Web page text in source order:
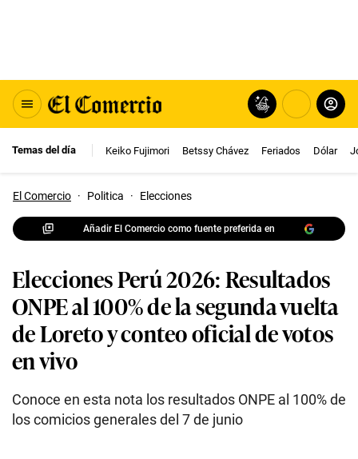
Temas del día Keiko Fujimori Betssy Chávez Feriados Dólar
El Comercio · Politica · Elecciones
Añadir El Comercio como fuente preferida en
Elecciones Perú 2026: Resultados
ONPE al 100% de la segunda vuelta
de Loreto y conteo oficial de votos
en vivo
Conoce en esta nota los resultados ONPE al 100% de
los comicios generales del 7 de junio